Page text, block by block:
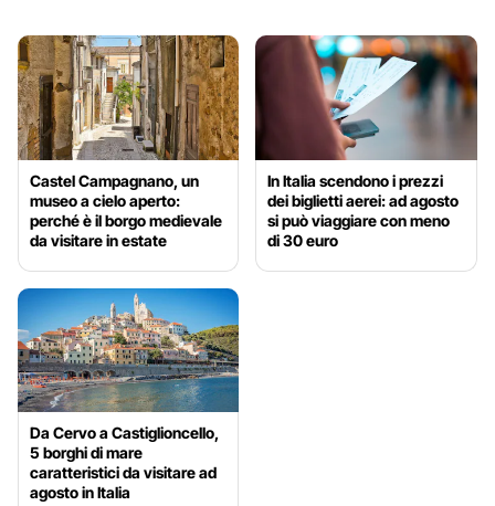
Castel Campagnano, un
museo a cielo aperto:
perché è il borgo medievale
da visitare in estate
In Italia scendono i prezzi
dei biglietti aerei: ad agosto
si può viaggiare con meno
di 30 euro
Da Cervo a Castiglioncello,
5 borghi di mare
caratteristici da visitare ad
agosto in Italia